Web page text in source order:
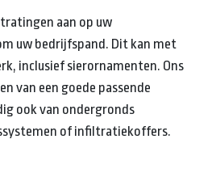
aan op uw
uw bedrijfspand. Dit kan met
inclusief sierornamenten. Ons
van een goede passende
ook van ondergronds
of infiltratiekoffers.